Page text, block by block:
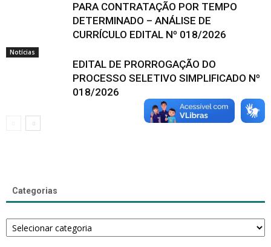
PARA CONTRATAÇÃO POR TEMPO
DETERMINADO – ANÁLISE DE
CURRÍCULO EDITAL Nº 018/2026
Notícias
EDITAL DE PRORROGAÇÃO DO
PROCESSO SELETIVO SIMPLIFICADO Nº
018/2026
Categorias
Categorias